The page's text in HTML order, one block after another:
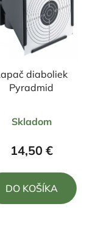
diaboliek
Pyradmid
Skladom
14,50 €
DO KOŠÍKA